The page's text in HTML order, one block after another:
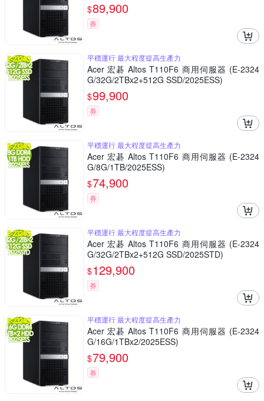
$89,900
券
平穩運行 最大程度提高生產力
Acer 宏碁 Altos T110F6 商用伺服器 (E-2324
G/32G/2TBx2+512G SSD/2025ESS)
$99,900
券
平穩運行 最大程度提高生產力
Acer 宏碁 Altos T110F6 商用伺服器 (E-2324
G/8G/1TB/2025ESS)
$74,900
券
平穩運行 最大程度提高生產力
Acer 宏碁 Altos T110F6 商用伺服器 (E-2324
G/32G/2TBx2+512G SSD/2025STD)
$129,900
券
平穩運行 最大程度提高生產力
Acer 宏碁 Altos T110F6 商用伺服器 (E-2324
G/16G/1TBx2/2025ESS)
$79,900
券